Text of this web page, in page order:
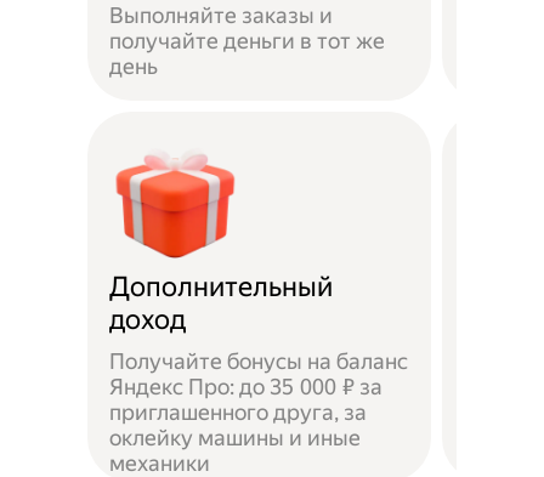
Выполняйте заказы и
получайте деньги в тот же
день
Дополнительный
доход
Получайте бонусы на баланс
Яндекс Про: до 35 000 ₽ за
приглашенного друга, за
оклейку машины и иные
механики